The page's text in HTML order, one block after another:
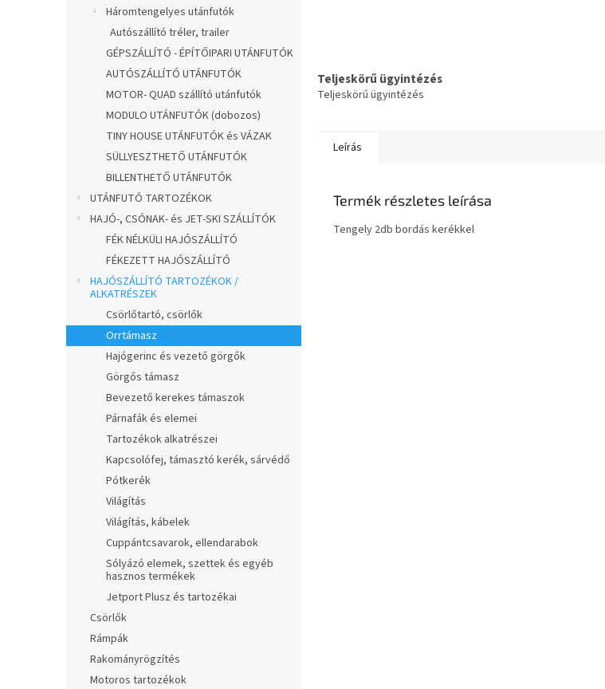
Háromtengelyes utánfutók
Autószállító tréler, trailer
GÉPSZÁLLÍTÓ - ÉPÍTŐIPARI UTÁNFUTÓK
AUTÓSZÁLLÍTÓ UTÁNFUTÓK
MOTOR- QUAD szállító utánfutók
MODULO UTÁNFUTÓK (dobozos)
TINY HOUSE UTÁNFUTÓK és VÁZAK
SÜLLYESZTHETŐ UTÁNFUTÓK
BILLENTHETŐ UTÁNFUTÓK
UTÁNFUTÓ TARTOZÉKOK
HAJÓ-, CSÓNAK- és JET-SKI SZÁLLÍTÓK
FÉK NÉLKÜLI HAJÓSZÁLLÍTÓ
FÉKEZETT HAJÓSZÁLLÍTÓ
HAJÓSZÁLLÍTÓ TARTOZÉKOK /
ALKATRÉSZEK
Csörlőtartó, csörlők
Orrtámasz
Hajógerinc és vezető görgők
Görgős támasz
Bevezető kerekes támaszok
Párnafák és elemei
Tartozékok alkatrészei
Kapcsolófej, támasztó kerék, sárvédő
Pótkerék
Világítás
Világítás, kábelek
Cuppántcsavarok, ellendarabok
Sólyázó elemek, szettek és egyéb
hasznos termékek
Jetport Plusz és tartozékai
Csörlők
Rámpák
Rakományrögzítés
Motoros tartozékok
Teljeskörű ügyintézés
Teljeskörű ügyintézés
Leírás
Termék részletes leírása
Tengely 2db bordás kerékkel